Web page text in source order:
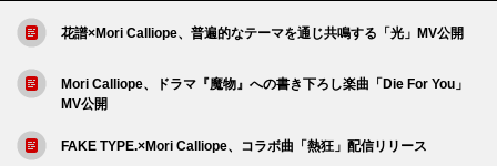
花譜×Mori Calliope、普遍的なテーマを通じ共鳴する「光」MV公開
Mori Calliope、ドラマ『魔物』への書き下ろし楽曲「Die For You」
MV公開
FAKE TYPE.×Mori Calliope、コラボ曲「熱狂」配信リリース